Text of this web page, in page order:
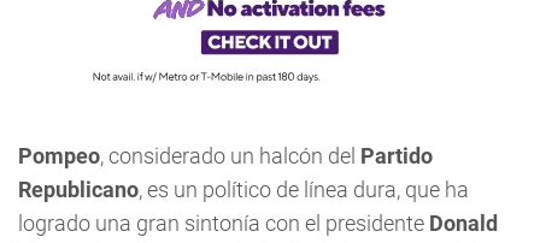
Pompeo, considerado un halcón del Partido
Republicano, es un político de línea dura, que ha
logrado una gran sintonía con el presidente Donald